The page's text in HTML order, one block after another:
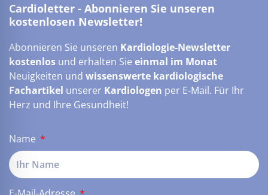
Cardioletter - Abonnieren Sie unseren
kostenlosen Newsletter!
Abonnieren Sie unseren Kardiologie-Newsletter
kostenlos und erhalten Sie einmal im Monat
Neuigkeiten und wissenswerte kardiologische
Fachartikel unserer Kardiologen per E-Mail. Für Ihr
Herz und Ihre Gesundheit!
Name